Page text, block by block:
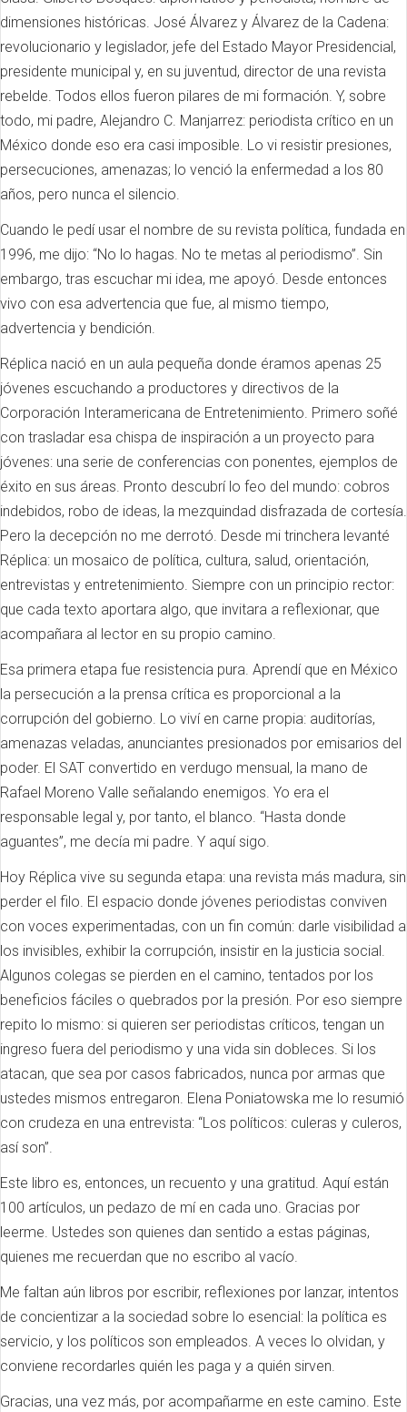
dimensiones históricas. José Álvarez y Álvarez de la Cadena:
revolucionario y legislador, jefe del Estado Mayor Presidencial,
presidente municipal y, en su juventud, director de una revista
rebelde. Todos ellos fueron pilares de mi formación. Y, sobre
todo, mi padre, Alejandro C. Manjarrez: periodista crítico en un
México donde eso era casi imposible. Lo vi resistir presiones,
persecuciones, amenazas; lo venció la enfermedad a los 80
años, pero nunca el silencio.
Cuando le pedí usar el nombre de su revista política, fundada en
1996, me dijo: “No lo hagas. No te metas al periodismo”. Sin
embargo, tras escuchar mi idea, me apoyó. Desde entonces
vivo con esa advertencia que fue, al mismo tiempo,
advertencia y bendición.
Réplica nació en un aula pequeña donde éramos apenas 25
jóvenes escuchando a productores y directivos de la
Corporación Interamericana de Entretenimiento. Primero soñé
con trasladar esa chispa de inspiración a un proyecto para
jóvenes: una serie de conferencias con ponentes, ejemplos de
éxito en sus áreas. Pronto descubrí lo feo del mundo: cobros
indebidos, robo de ideas, la mezquindad disfrazada de cortesía.
Pero la decepción no me derrotó. Desde mi trinchera levanté
Réplica: un mosaico de política, cultura, salud, orientación,
entrevistas y entretenimiento. Siempre con un principio rector:
que cada texto aportara algo, que invitara a reflexionar, que
acompañara al lector en su propio camino.
Esa primera etapa fue resistencia pura. Aprendí que en México
la persecución a la prensa crítica es proporcional a la
corrupción del gobierno. Lo viví en carne propia: auditorías,
amenazas veladas, anunciantes presionados por emisarios del
poder. El SAT convertido en verdugo mensual, la mano de
Rafael Moreno Valle señalando enemigos. Yo era el
responsable legal y, por tanto, el blanco. “Hasta donde
aguantes”, me decía mi padre. Y aquí sigo.
Hoy Réplica vive su segunda etapa: una revista más madura, sin
perder el filo. El espacio donde jóvenes periodistas conviven
con voces experimentadas, con un fin común: darle visibilidad a
los invisibles, exhibir la corrupción, insistir en la justicia social.
Algunos colegas se pierden en el camino, tentados por los
beneficios fáciles o quebrados por la presión. Por eso siempre
repito lo mismo: si quieren ser periodistas críticos, tengan un
ingreso fuera del periodismo y una vida sin dobleces. Si los
atacan, que sea por casos fabricados, nunca por armas que
ustedes mismos entregaron. Elena Poniatowska me lo resumió
con crudeza en una entrevista: “Los políticos: culeras y culeros,
así son”.
Este libro es, entonces, un recuento y una gratitud. Aquí están
100 artículos, un pedazo de mí en cada uno. Gracias por
leerme. Ustedes son quienes dan sentido a estas páginas,
quienes me recuerdan que no escribo al vacío.
Me faltan aún libros por escribir, reflexiones por lanzar, intentos
de concientizar a la sociedad sobre lo esencial: la política es
servicio, y los políticos son empleados. A veces lo olvidan, y
conviene recordarles quién les paga y a quién sirven.
Gracias, una vez más, por acompañarme en este camino. Este